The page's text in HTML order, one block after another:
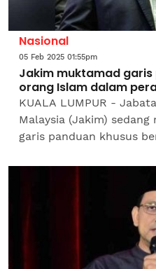
Nasional
05 Feb 2025 01:55pm
Jakim muktamad
orang Islam dalam
KUALA LUMPUR -
Malaysia (Jakim)
garis panduan khusus
Islam. Menteri Di